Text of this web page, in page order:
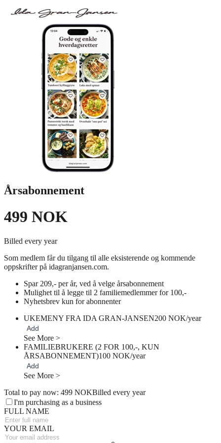
Årsabonnement
499 NOK
Billed every year
Som medlem får du tilgang til alle eksisterende og kommende
oppskrifter på idagranjansen.com.
Spar 209,- per år, ved å velge årsabonnement
Mulighet til å legge til 2 familiemedlemmer for 100,-
Nyhetsbrev kun for abonnenter
UKEMENY FRA IDA GRAN-JANSEN200 NOK/year
Add
See More >
FAMILIEBRUKERE (2 FOR 100,-, KUN
ÅRSABONNEMENT)100 NOK/year
Add
See More >
Total to pay now: 499 NOKBilled every year
I'm purchasing as a business
FULL NAME
YOUR EMAIL